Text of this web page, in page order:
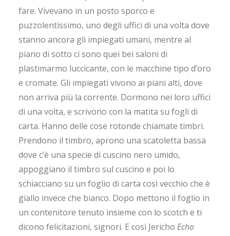
fare. Vivevano in un posto sporco e
puzzolentissimo, uno degli uffici di una volta dove
stanno ancora gli impiegati umani, mentre al
piano di sotto ci sono quei bei saloni di
plastimarmo luccicante, con le macchine tipo d’oro
e cromate. Gli impiegati vivono ai piani alti, dove
non arriva più la corrente. Dormono nei loro uffici
di una volta, e scrivono con la matita su fogli di
carta. Hanno delle cose rotonde chiamate timbri.
Prendono il timbro, aprono una scatoletta bassa
dove c’è una specie di cuscino nero umido,
appoggiano il timbro sul cuscino e poi lo
schiacciano su un foglio di carta così vecchio che è
giallo invece che bianco. Dopo mettono il foglio in
un contenitore tenuto insieme con lo scotch e ti
dicono felicitazioni, signori. E così Jericho Echo